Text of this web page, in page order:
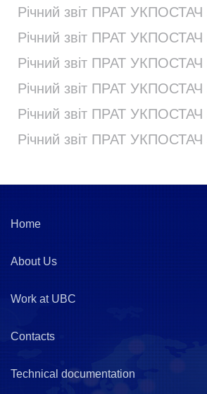
Річний звіт ПРАТ УКПОСТАЧ
Річний звіт ПРАТ УКПОСТАЧ
Річний звіт ПРАТ УКПОСТАЧ
Річний звіт ПРАТ УКПОСТАЧ
Річний звіт ПРАТ УКПОСТАЧ
Річний звіт ПРАТ УКПОСТАЧ
Home
About Us
Work at UBC
Contacts
Technical documentation